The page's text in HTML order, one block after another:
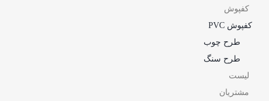
کفپوش
کفپوش PVC
طرح چوب
طرح سنگ
لیست
مشتریان